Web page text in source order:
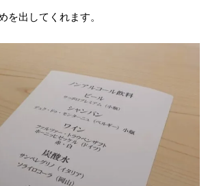
を出してくれます。